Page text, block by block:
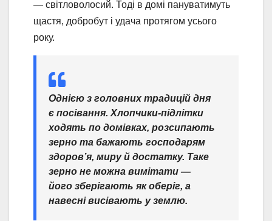
— світловолосий. Тоді в домі пануватимуть
щастя, добробут і удача протягом усього
року.
Однією з головних традицій дня
є посівання. Хлопчики-підлітки
ходять по домівках, розсипають
зерно та бажають господарям
здоров’я, миру й достатку. Таке
зерно не можна вимітати —
його зберігають як оберіг, а
навесні висівають у землю.